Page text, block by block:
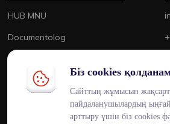
HUB MNU
Documentolog
Canvas
Platonus
Біз cookies
Сайттың жұмысын
пайдаланушылардың
арттыру үшін біз cookies